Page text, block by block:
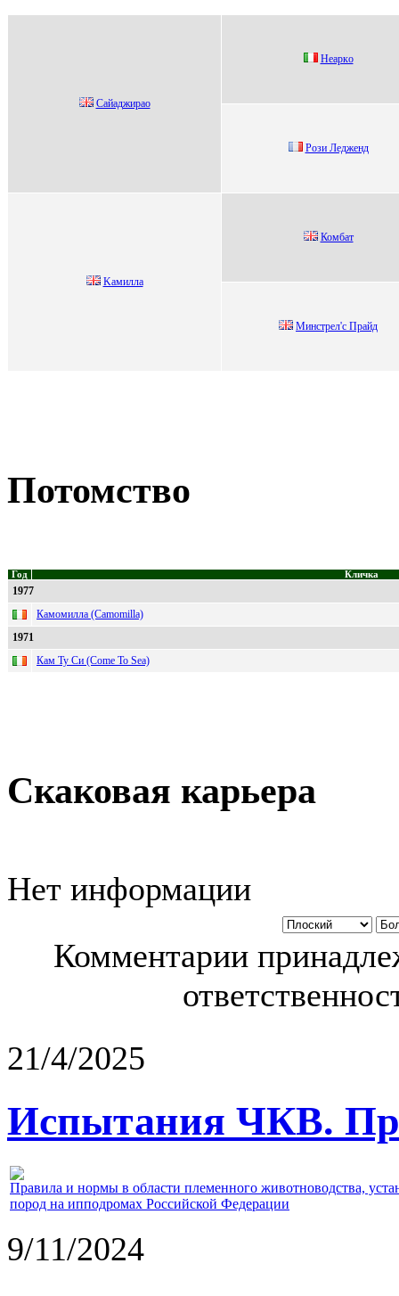
Сaйaджиpao
Неapкo
Pози Лeджeнд
Kaмиллa
Комбaт
Mинстрел'с Прайд
Потомство
Год Кличка
1977
Камомилла (Camomilla)
1971
Кам Ту Си (Come To Sea)
Скаковая карьера
Нет информации
Комментарии
21/4/2025
Испытания ЧКВ.
Правила и нормы в области племенного животноводства,
пород на ипподромах Российской Федерации
9/11/2024